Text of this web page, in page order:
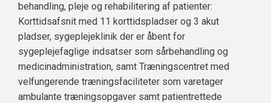
behandling, pleje og rehabilitering af patienter:
Korttidsafsnit med 11 korttidspladser og 3 akut
pladser, sygeplejeklinik der er åbent for
sygeplejefaglige indsatser som sårbehandling og
medicinadministration, samt Træningscentret med
velfungerende træningsfaciliteter som varetager
ambulante træningsopgaver samt patientrettede